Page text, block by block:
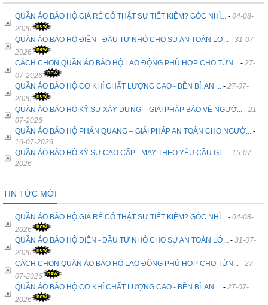
QUẦN ÁO BẢO HỘ GIÁ RẺ CÓ THẬT SỰ TIẾT KIỆM? GÓC NHÌ... - 04-08-
2026
QUẦN ÁO BẢO HỘ ĐIỆN - ĐẦU TƯ NHỎ CHO SỰ AN TOÀN LỚ... - 31-07-
2026
CÁCH CHỌN QUẦN ÁO BẢO HỘ LAO ĐỘNG PHÙ HỢP CHO TỪN... - 27-
07-2026
QUẦN ÁO BẢO HỘ CƠ KHÍ CHẤT LƯỢNG CAO - BỀN BỈ, AN ... - 27-07-
2026
QUẦN ÁO BẢO HỘ KỸ SƯ XÂY DỰNG – GIẢI PHÁP BẢO VỆ NGƯỜ... - 21-
07-2026
QUẦN ÁO BẢO HỘ PHẢN QUANG – GIẢI PHÁP AN TOÀN CHO NGƯỜ... -
16-07-2026
QUẦN ÁO BẢO HỘ KỸ SƯ CAO CẤP - MAY THEO YÊU CẦU GI... - 15-07-
2026
TIN TỨC MỚI
QUẦN ÁO BẢO HỘ GIÁ RẺ CÓ THẬT SỰ TIẾT KIỆM? GÓC NHÌ... - 04-08-
2026
QUẦN ÁO BẢO HỘ ĐIỆN - ĐẦU TƯ NHỎ CHO SỰ AN TOÀN LỚ... - 31-07-
2026
CÁCH CHỌN QUẦN ÁO BẢO HỘ LAO ĐỘNG PHÙ HỢP CHO TỪN... - 27-
07-2026
QUẦN ÁO BẢO HỘ CƠ KHÍ CHẤT LƯỢNG CAO - BỀN BỈ, AN ... - 27-07-
2026